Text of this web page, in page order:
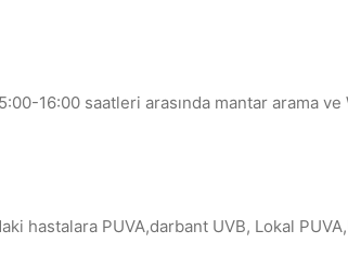
16:00 saatleri arasında mantar arama ve
hastalara PUVA,darbant UVB, Lokal